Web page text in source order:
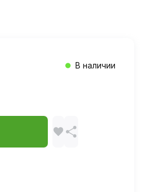
В наличии